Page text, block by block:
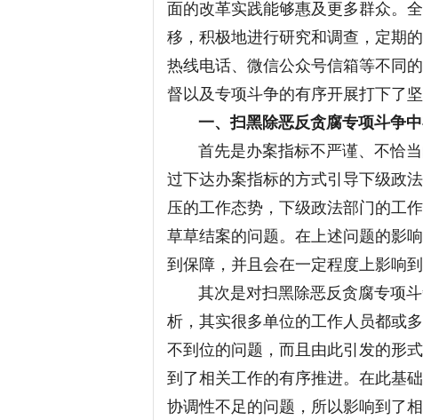
面的改革实践能够惠及更多群众。
移，积极地进行研究和调查，定期
热线电话、微信公众号信箱等不同
督以及专项斗争的有序开展打下了坚
一、扫黑除恶反贪腐专项斗争
首先是办案指标不严谨、不恰当
过下达办案指标的方式引导下级政
压的工作态势，下级政法部门的工
草草结案的问题。在上述问题的影
到保障，并且会在一定程度上影响
其次是对扫黑除恶反贪腐专项斗
析，其实很多单位的工作人员都或
不到位的问题，而且由此引发的形
到了相关工作的有序推进。在此基
协调性不足的问题，所以影响到了